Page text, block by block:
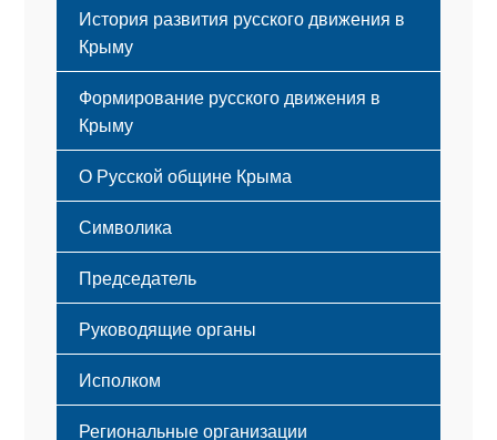
История развития русского движения в
Крыму
Формирование русского движения в
Крыму
Русский Крым
О Русской общине Крыма
Этапы становления
Принципы деятельности
Структура
Мероприятия
Символика
Флаг
Герб
Гимн
Председатель
Руководящие органы
Исполком
Региональные организации